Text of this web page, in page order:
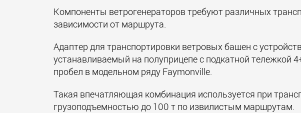
Компоненты ветрогенераторов требуют различных
зависимости от маршрута.
Адаптер для транспортировки ветровых башен с
устанавливаемый на полуприцепе c подкатной тележкой
пробел в модельном ряду Faymonville.
Такая впечатляющая комбинация используется при
грузоподъемностью до 100 т по извилистым маршрутам.